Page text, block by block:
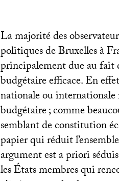
La majorité des
politiques de Bruxelles à
principalement due au fait
budgétaire efficace. En
nationale ou internationale
budgétaire; comme
semblant de constitution
papier qui réduit
argument est a priori
les États membres qui